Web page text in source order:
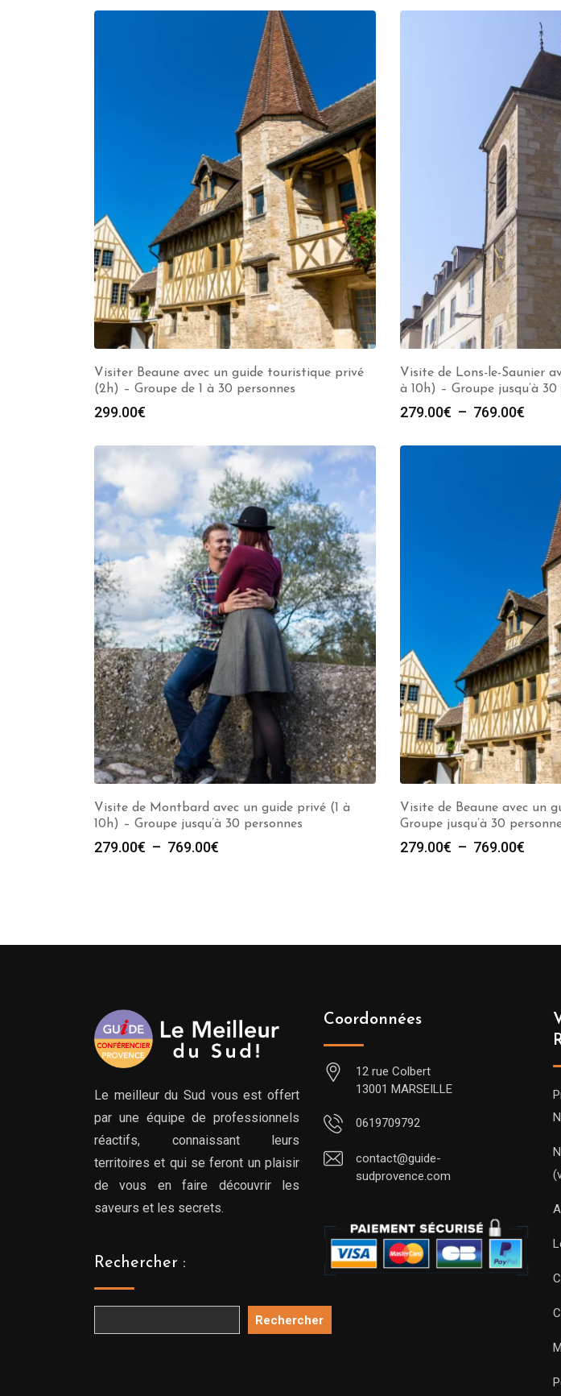
Visiter Beaune avec un guide touristique privé
(2h) – Groupe de 1 à 30 personnes
299.00€
Visite de Lons-le-Saunier
à 10h) – Groupe jusqu’à 30
279.00€ – 769.00€
prix :
Visite de Montbard avec un guide privé (1 à
10h) – Groupe jusqu’à 30 personnes
279.00€ – 769.00€
Visite de Beaune avec un
Groupe jusqu’à 30
279.00€ – 769.00€
Le meilleur du Sud vous est offert
par une équipe de professionnels
réactifs, connaissant leurs
territoires et qui se feront un plaisir
de vous en faire découvrir les
saveurs et les secrets.
Rechercher :
Rechercher
Coordonnées
12 rue Colbert
13001 MARSEILLE
0619709792
contact@guide-
sudprovence.com